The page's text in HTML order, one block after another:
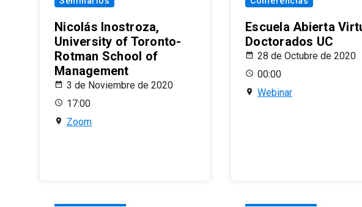
Nicolás Inostroza,
University of Toronto-
Rotman School of
Management
3 de Noviembre de 2020
17:00
Zoom
Escuela Abierta
Doctorados UC
28 de Octubre de 2020
00:00
Webinar